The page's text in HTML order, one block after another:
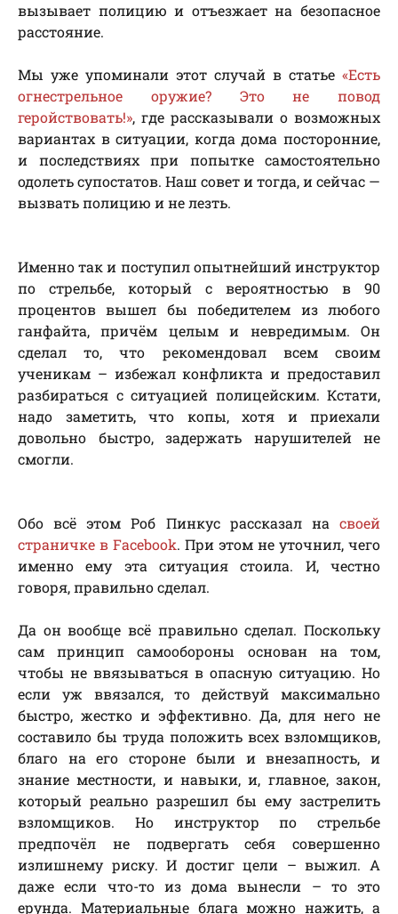
вызывает полицию и отъезжает на безопасное
расстояние.
Мы уже упоминали этот случай в статье «Есть
огнестрельное оружие? Это не повод
геройствовать!», где рассказывали о возможных
вариантах в ситуации, когда дома посторонние,
и последствиях при попытке самостоятельно
одолеть супостатов. Наш совет и тогда, и сейчас —
вызвать полицию и не лезть.
Именно так и поступил опытнейший инструктор
по стрельбе, который с вероятностью в 90
процентов вышел бы победителем из любого
ганфайта, причём целым и невредимым. Он
сделал то, что рекомендовал всем своим
ученикам – избежал конфликта и предоставил
разбираться с ситуацией полицейским. Кстати,
надо заметить, что копы, хотя и приехали
довольно быстро, задержать нарушителей не
смогли.
Обо всё этом Роб Пинкус рассказал на своей
страничке в Facebook. При этом не уточнил, чего
именно ему эта ситуация стоила. И, честно
говоря, правильно сделал.
Да он вообще всё правильно сделал. Поскольку
сам принцип самообороны основан на том,
чтобы не ввязываться в опасную ситуацию. Но
если уж ввязался, то действуй максимально
быстро, жестко и эффективно. Да, для него не
составило бы труда положить всех взломщиков,
благо на его стороне были и внезапность, и
знание местности, и навыки, и, главное, закон,
который реально разрешил бы ему застрелить
взломщиков. Но инструктор по стрельбе
предпочёл не подвергать себя совершенно
излишнему риску. И достиг цели – выжил. А
даже если что-то из дома вынесли – то это
ерунда. Материальные блага можно нажить, а